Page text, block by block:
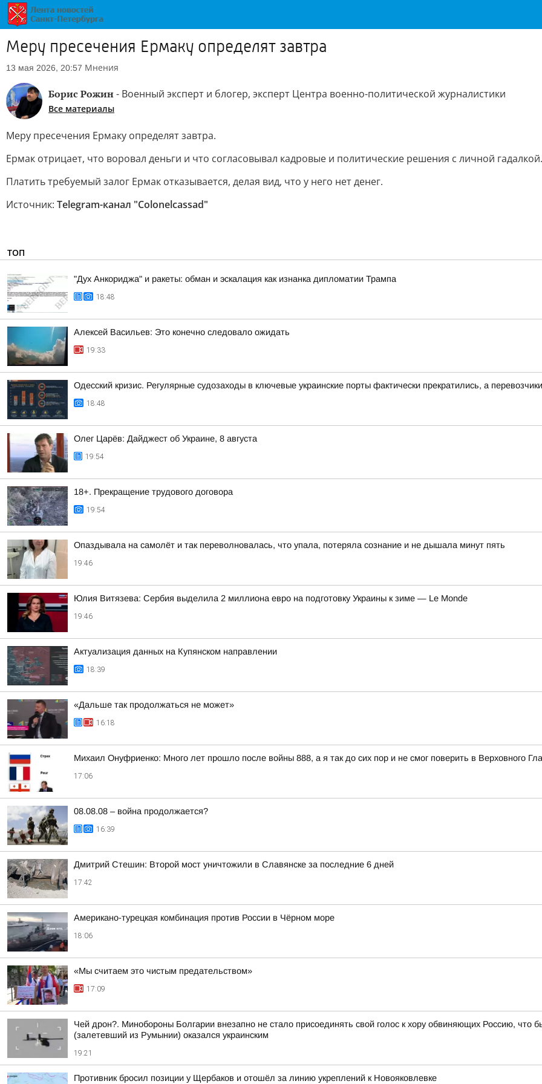
Меру пресечения Ермаку определят завтра
13 мая 2026, 20:57 Мнения
Борис Рожин- Военный эксперт и блогер, эксперт Центра военно-политической журналистики
Все материалы
Меру пресечения Ермаку определят завтра.
Ермак отрицает, что воровал деньги и что согласовывал кадровые и политические решения с личной гадалкой.
Платить требуемый залог Ермак отказывается, делая вид, что у него нет денег.
Источник: Telegram-канал "Colonelcassad"
ТОП
"Дух Анкориджа" и ракеты: обман и эскалация как изнанка дипломатии Трампа
18:48
Алексей Васильев: Это конечно следовало ожидать
19:33
Одесский кризис. Регулярные судозаходы в ключевые украинские порты фактически прекратились, а
18:48
Олег Царёв: Дайджест об Украине, 8 августа
19:54
18+. Прекращение трудового договора
19:54
Опаздывала на самолёт и так переволновалась, что упала, потеряла сознание и не дышала минут пять
19:46
Юлия Витязева: Сербия выделила 2 миллиона евро на подготовку Украины к зиме — Le Monde
19:46
Актуализация данных на Купянском направлении
18:39
«Дальше так продолжаться не может»
16:18
Михаил Онуфриенко: Много лет прошло после войны 888, а я так до сих пор и не смог поверить в Верховного
17:06
08.08.08 – война продолжается?
16:39
Дмитрий Стешин: Второй мост уничтожили в Славянске за последние 6 дней
17:42
Американо-турецкая комбинация против России в Чёрном море
18:06
«Мы считаем это чистым предательством»
17:09
Чей дрон?. Минобороны Болгарии внезапно не стало присоединять свой голос к хору обвиняющих Россию, что
(залетевший из Румынии) оказался украинским
19:21
Противник бросил позиции у Щербаков и отошёл за линию укреплений к Новояковлевке